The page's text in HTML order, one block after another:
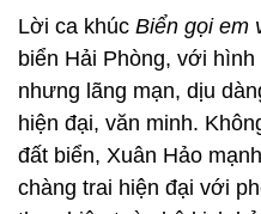
Lời ca khúc Biển gọi em
biển Hải Phòng, với
nhưng lãng mạn, dịu
hiện đại, văn minh.
đất biển, Xuân Hảo
chàng trai hiện đại với